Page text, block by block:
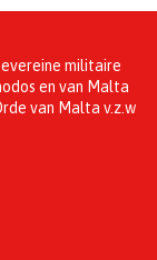
militaire
en van Malta
van Malta v.z.w